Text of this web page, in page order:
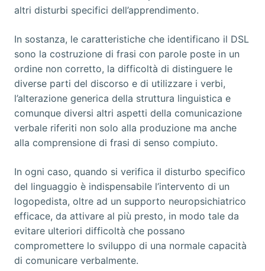
altri disturbi specifici dell’apprendimento.
In sostanza, le caratteristiche che identificano il DSL
sono la costruzione di frasi con parole poste in un
ordine non corretto, la difficoltà di distinguere le
diverse parti del discorso e di utilizzare i verbi,
l’alterazione generica della struttura linguistica e
comunque diversi altri aspetti della comunicazione
verbale riferiti non solo alla produzione ma anche
alla comprensione di frasi di senso compiuto.
In ogni caso, quando si verifica il disturbo specifico
del linguaggio è indispensabile l’intervento di un
logopedista, oltre ad un supporto neuropsichiatrico
efficace, da attivare al più presto, in modo tale da
evitare ulteriori difficoltà che possano
compromettere lo sviluppo di una normale capacità
di comunicare verbalmente.